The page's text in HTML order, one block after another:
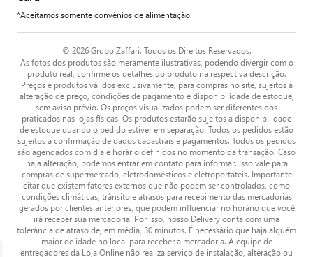
*Aceitamos somente convênios de alimentação.
© 2026 Grupo Zaffari. Todos os Direitos Reservados.
As fotos dos produtos são meramente ilustrativas, podendo divergir com o
produto real, confirme os detalhes do produto na respectiva descrição.
Preços e produtos válidos exclusivamente, para compras no site, sujeitos à
alteração de preço, condições de pagamento e disponibilidade de estoque,
sem aviso prévio. Os preços visualizados podem ser diferentes dos
praticados nas lojas físicas. Os produtos estarão sujeitos a disponibilidade
de estoque quando o pedido estiver em separação. Todos os pedidos estão
sujeitos a confirmação de dados cadastrais e pagamentos. Todos os pedidos
são agendados com dia e horário definidos no momento da transação. Caso
haja alteração, podemos entrar em contato para informar. Isso vale para
compras de supermercado, eletrodomésticos e eletroportáteis. Importante
citar que existem fatores externos que não podem ser controlados, como
condições climáticas, trânsito e atrasos para recebimento das mercadorias
gerados por clientes anteriores, que podem influenciar no horário que você
irá receber sua mercadoria. Por isso, nosso Delivery conta com uma
tolerância de atraso de, em média, 30 minutos. É necessário que haja alguém
maior de idade no local para receber a mercadoria. A equipe de
entregadores da Loja Online não realiza serviço de instalação, alteração ou